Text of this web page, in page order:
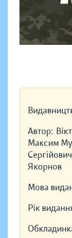
Автор:
Максим
Якорнов
Мова
Рік